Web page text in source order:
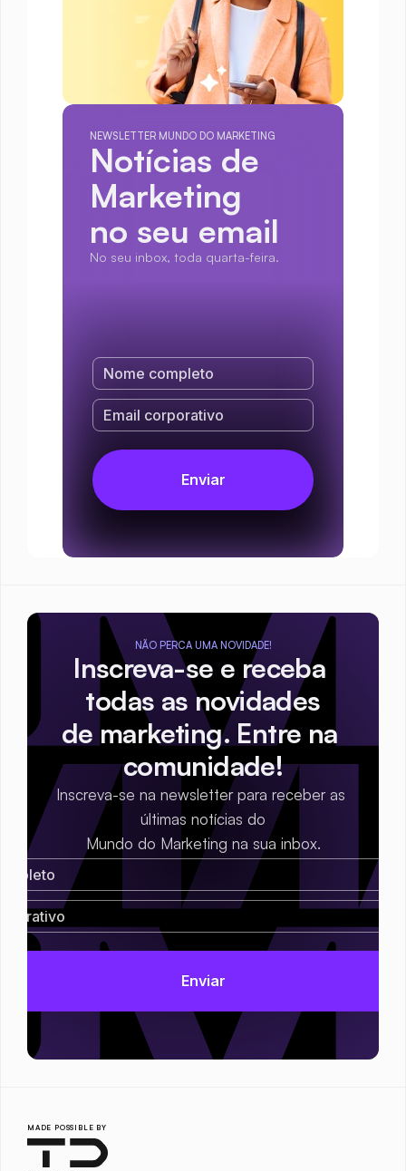
NEWSLETTER MUNDO DO MARKETING
Notícias de
Marketing
no seu email
No seu inbox, toda quarta-feira.
NÃO PERCA UMA NOVIDADE!
Inscreva-se e receba
todas as novidades
de marketing. Entre na
comunidade!
Inscreva-se na newsletter para receber as
últimas notícias do
Mundo do Marketing na sua inbox.
MADE POSSIBLE BY